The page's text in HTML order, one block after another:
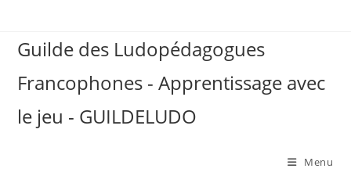
contentGuilde des Ludopédagogues
Francophones - Apprentissage avec
le jeu - GUILDELUDO
Menu